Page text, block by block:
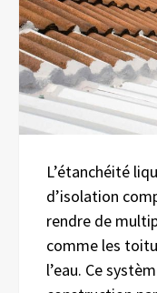
L’étanchéité
d’isolation
rendre de
comme les
l’eau. Ce